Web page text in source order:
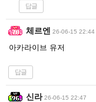
답글
체르엔 26-06-15 22:44
아카라이브 유저
답글
신라 26-06-15 22:47